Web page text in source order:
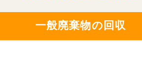
一般廃棄物の回収